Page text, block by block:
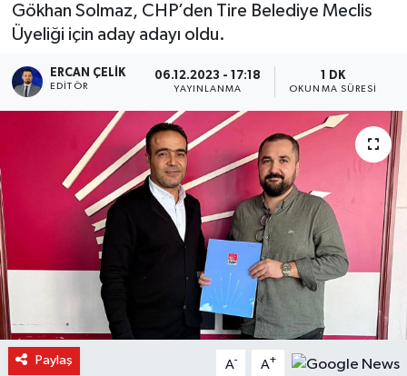
Gökhan Solmaz, CHP’den Tire Belediye Meclis
Üyeliği için aday adayı oldu.
ERCAN ÇELIK
EDITÖR
06.12.2023 - 17:18
YAYINLANMA
1 DK
OKUNMA SÜRESI
Paylaş A- A+
Tüm Manşetler
Son Dakika Haberleri
Haber Arşivi